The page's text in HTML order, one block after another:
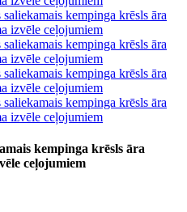
kempinga krēsls āra
ceļojumiem